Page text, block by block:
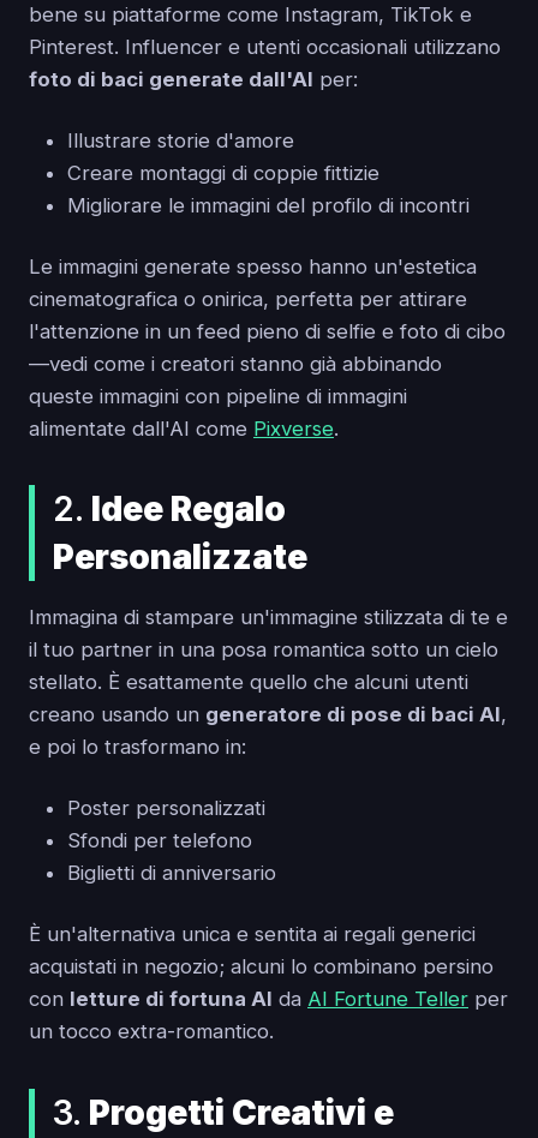
bene su piattaforme come Instagram, TikTok e
Pinterest. Influencer e utenti occasionali utilizzano
foto di baci generate dall'AI per:
Illustrare storie d'amore
Creare montaggi di coppie fittizie
Migliorare le immagini del profilo di incontri
Le immagini generate spesso hanno un'estetica
cinematografica o onirica, perfetta per attirare
l'attenzione in un feed pieno di selfie e foto di cibo
—vedi come i creatori stanno già abbinando
queste immagini con pipeline di immagini
alimentate dall'AI come Pixverse.
2. Idee Regalo
Personalizzate
Immagina di stampare un'immagine stilizzata di te e
il tuo partner in una posa romantica sotto un cielo
stellato. È esattamente quello che alcuni utenti
creano usando un generatore di pose di baci AI,
e poi lo trasformano in:
Poster personalizzati
Sfondi per telefono
Biglietti di anniversario
È un'alternativa unica e sentita ai regali generici
acquistati in negozio; alcuni lo combinano persino
con letture di fortuna AI da AI Fortune Teller per
un tocco extra-romantico.
3. Progetti Creativi e